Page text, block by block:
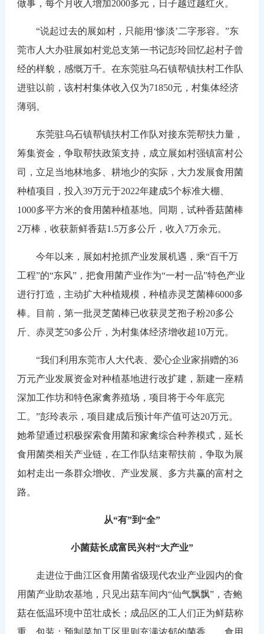
做事，每个月收入增加2000多元，日子越过越红火。
“说起过去的展如村，只能用‘惨淡’二字形容。”东
莞市人大办驻展如村党总支第一书记彭玲回忆起村子曾
经的样貌，感慨万千。在东莞驻乌石镇帮镇扶村工作队
进驻以前，该村村集体收入仅为71850元，村集体经济
薄弱。
东莞驻乌石镇帮镇扶村工作队对接东莞帮扶力量，
筹集资金，争取帮扶政策支持，成立展如村强镇富村公
司，立足当地林地多、耕地少的实际，大力发展食用菌
种植项目，投入39万元于2022年建成5个标准大棚、
1000多平方米的食用菌种植基地。同期，试种香菇菌棒
2万棒，收获新鲜香菇1.5万多公斤，收入7万余元。
今年以来，展如村抢抓产业发展机遇，乘“百千万
工程”的“东风”，把食用菌产业作为“一村一品”特色产业
进行打造，主动扩大种植规模，种植赤灵芝菌棒6000多
棒。目前，第一批灵芝菌棒已收获灵芝孢子粉20多公
斤、赤灵芝50多公斤，为村集体经济增收超10万元。
“我们利用东莞市人大代表、爱心企业家捐赠的36
万元产业发展资金对种植基地进行改扩建，新建一座精
深加工作坊和特色家禽养殖场，项目将于今年底完
工。”彭玲表示，项目建成后预计年产值可达20万元。
她希望通过积极探索食用菌和家禽综合种养模式，延长
食用菌类相关产业链，在工作队结束帮扶前，争取为展
如村走出一条群众增收、产业发展、多方共赢的富村之
路。
从“有”到“全”
小菌菇长成富民兴村“大产业”
走进位于曲江区食用菌省级现代农业产业园内的食
用菌产业助农基地，只见出菇车间内“仙气飘飘”，杏鲍
菇在低温环境中茁壮成长；成品区的工人们正为鲜菇称
重、包装；预制菜加工区里则充满浓郁的菌香……食用